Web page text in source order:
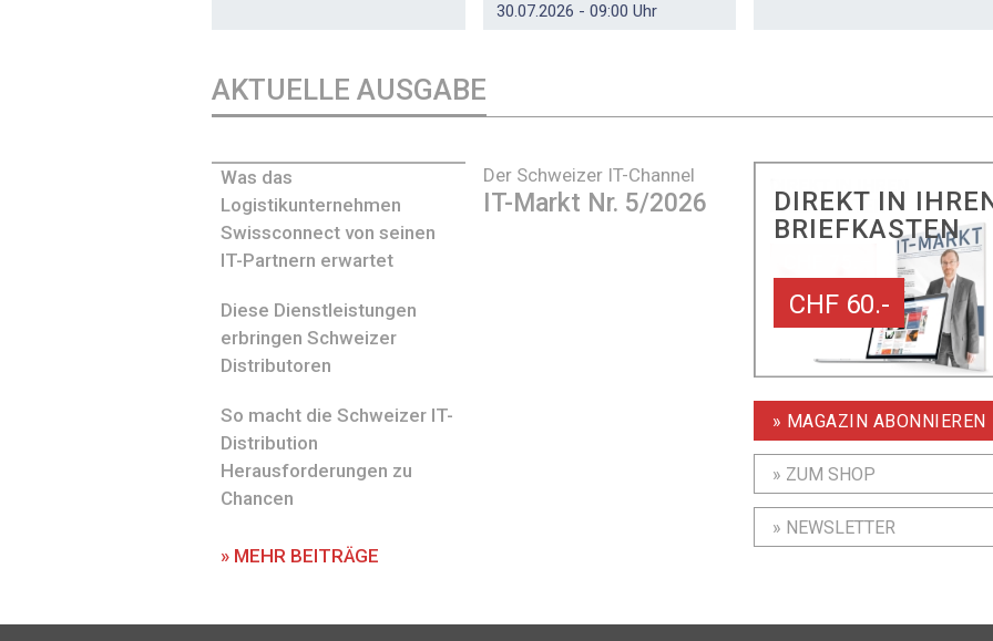
30.07.2026 - 09:00 Uhr
AKTUELLE AUSGABE
Der Schweizer IT-Channel
IT-Markt Nr. 5/2026
Was das
Logistikunternehmen
Swissconnect von seinen
IT-Partnern erwartet
Diese Dienstleistungen
erbringen Schweizer
Distributoren
So macht die Schweizer IT-
Distribution
Herausforderungen zu
Chancen
» MEHR BEITRÄGE
DIREKT IN
BRIEFKASTEN
CHF 60.-
» MAGAZIN ABONNIEREN
» ZUM SHOP
» NEWSLETTER